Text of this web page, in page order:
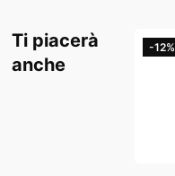
Ti piacerà
anche
-12%